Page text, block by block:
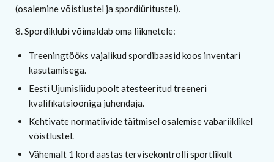
(osalemine võistlustel ja spordiüritustel).
8. Spordiklubi võimaldab oma liikmetele:
Treeningtööks vajalikud spordibaasid koos inventari
kasutamisega.
Eesti Ujumisliidu poolt atesteeritud treeneri
kvalifikatsiooniga juhendaja.
Kehtivate normatiivide täitmisel osalemise vabariiklikel
võistlustel.
Vähemalt 1 kord aastas tervisekontrolli sportlikult